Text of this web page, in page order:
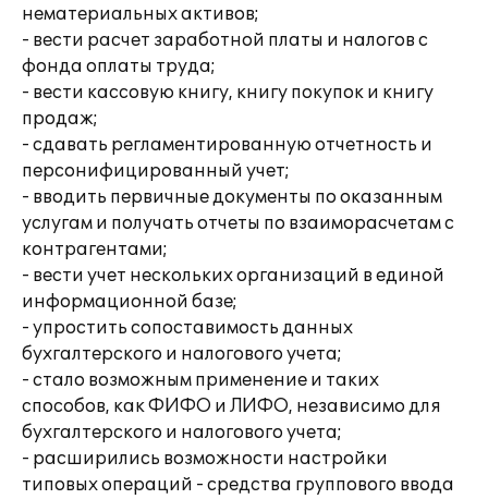
нематериальных активов;
- вести расчет заработной платы и налогов с
фонда оплаты труда;
- вести кассовую книгу, книгу покупок и книгу
продаж;
- сдавать регламентированную отчетность и
персонифицированный учет;
- вводить первичные документы по оказанным
услугам и получать отчеты по взаиморасчетам с
контрагентами;
- вести учет нескольких организаций в единой
информационной базе;
- упростить сопоставимость данных
бухгалтерского и налогового учета;
- стало возможным применение и таких
способов, как ФИФО и ЛИФО, независимо для
бухгалтерского и налогового учета;
- расширились возможности настройки
типовых операций - средства группового ввода